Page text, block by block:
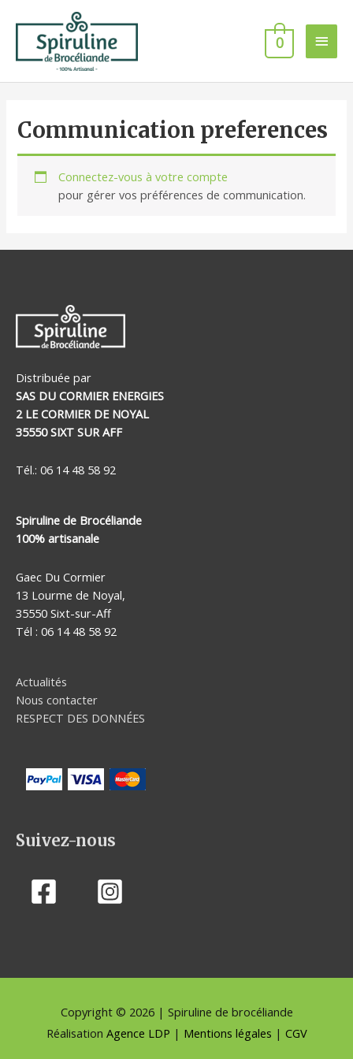
contenu
0
Communication preferences
Connectez-vous à votre compte
pour gérer vos préférences de communication.
Distribuée par
SAS DU CORMIER ENERGIES
2 LE CORMIER DE NOYAL
35550 SIXT SUR AFF
Tél.: 06 14 48 58 92
Spiruline de Brocéliande
100% artisanale
Gaec Du Cormier
13 Lourme de Noyal,
35550 Sixt-sur-Aff
Tél : 06 14 48 58 92
Actualités
Nous contacter
RESPECT DES DONNÉES
Suivez-nous
Copyright © 2026 | Spiruline de brocéliande
Réalisation Agence LDP | Mentions légales | CGV